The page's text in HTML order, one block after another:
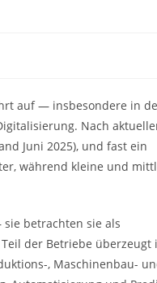
auf — insbesondere in
Nach
Juni 2025), und fast ein
während kleine und
betrachten sie als
der Betriebe überzeugt
, Maschinenbau-